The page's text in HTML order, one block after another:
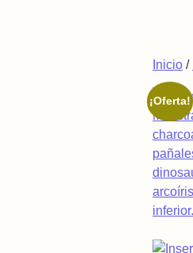
Inicio /
¡Oferta!